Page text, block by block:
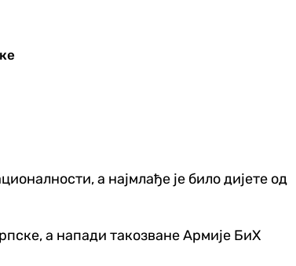
а најмлађе је било дијете од
а напади такозване Армије БиХ